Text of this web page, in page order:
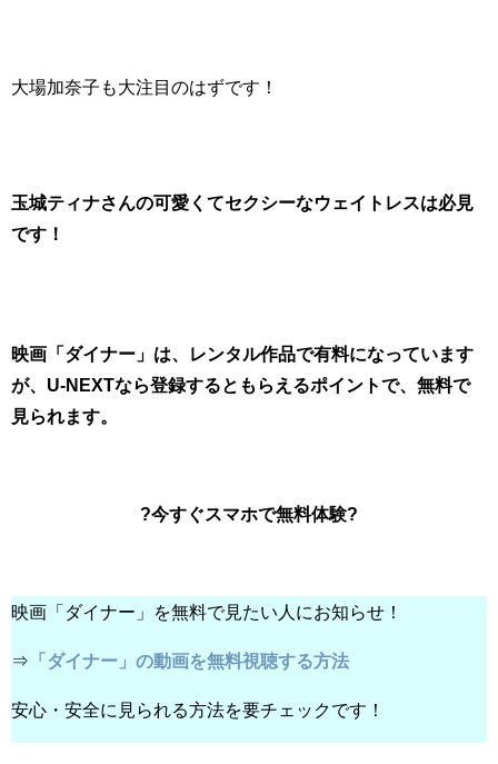
大場加奈子も大注目のはずです！
玉城ティナさんの可愛くてセクシーなウェイトレスは必見
です！
映画「ダイナー」は、レンタル作品で有料になっています
が、U-NEXTなら登録するともらえるポイントで、無料で
見られます。
?今すぐスマホで無料体験?
映画「ダイナー」を無料で見たい人にお知らせ！
⇒ 「ダイナー」の動画を無料視聴する方法
安心・安全に見られる方法を要チェックです！